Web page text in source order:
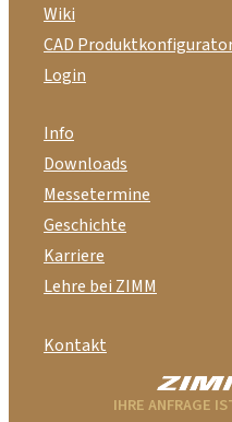
Wiki
CAD
Login
Info
Downloads
Messetermine
Geschichte
Karriere
Lehre bei ZIMM
Kontakt
IHRE ANFRAGE